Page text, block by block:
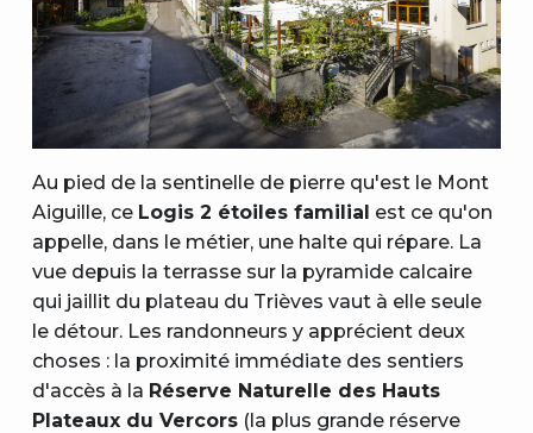
Au pied de la sentinelle de pierre qu'est le Mont
Aiguille, ce Logis 2 étoiles familial est ce qu'on
appelle, dans le métier, une halte qui répare. La
vue depuis la terrasse sur la pyramide calcaire
qui jaillit du plateau du Trièves vaut à elle seule
le détour. Les randonneurs y apprécient deux
choses : la proximité immédiate des sentiers
d'accès à la Réserve Naturelle des Hauts
Plateaux du Vercors (la plus grande réserve